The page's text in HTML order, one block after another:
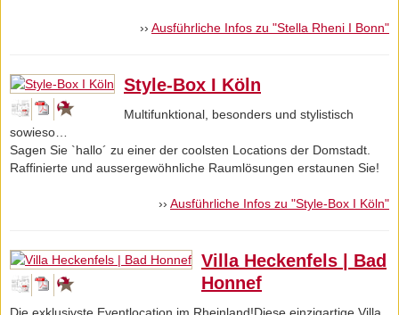
›› Ausführliche Infos zu "Stella Rheni I Bonn"
Style-Box I Köln
Multifunktional, besonders und stylistisch
sowieso…
Sagen Sie `hallo´ zu einer der coolsten Locations der Domstadt.
Raffinierte und aussergewöhnliche Raumlösungen erstaunen Sie!
›› Ausführliche Infos zu "Style-Box I Köln"
Villa Heckenfels | Bad
Honnef
Die exklusivste Eventlocation im Rheinland!Diese einzigartige Villa